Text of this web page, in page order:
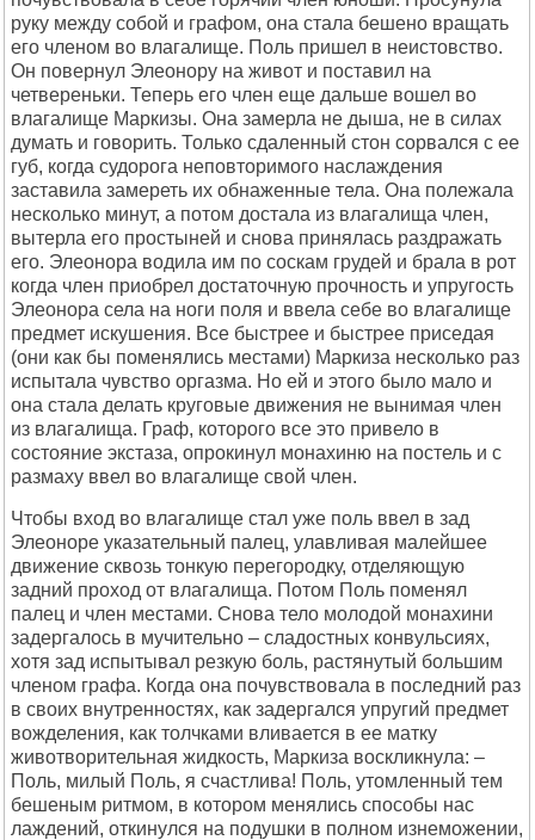
руку между собой и графом, она стала бешено вращать
его членом во влагалище. Поль пришел в неистовство.
Он повернул Элеонору на живот и поставил на
четвереньки. Теперь его член еще дальше вошел во
влагалище Маркизы. Она замерла не дыша, не в силах
думать и говорить. Только сдаленный стон сорвался с ее
губ, когда судорога неповторимого наслаждения
заставила замереть их обнаженные тела. Она полежала
несколько минут, а потом достала из влагалища член,
вытерла его простыней и снова принялась раздражать
его. Элеонора водила им по соскам грудей и брала в рот
когда член приобрел достаточную прочность и упругость
Элеонора села на ноги поля и ввела себе во влагалище
предмет искушения. Все быстрее и быстрее приседая
(они как бы поменялись местами) Маркиза несколько раз
испытала чувство оргазма. Но ей и этого было мало и
она стала делать круговые движения не вынимая член
из влагалища. Граф, которого все это привело в
состояние экстаза, опрокинул монахиню на постель и с
размаху ввел во влагалище свой член.
Чтобы вход во влагалище стал уже поль ввел в зад
Элеоноре указательный палец, улавливая малейшее
движение сквозь тонкую перегородку, отделяющую
задний проход от влагалища. Потом Поль поменял
палец и член местами. Снова тело молодой монахини
задергалось в мучительно – сладостных конвульсиях,
хотя зад испытывал резкую боль, растянутый большим
членом графа. Когда она почувствовала в последний раз
в своих внутренностях, как задергался упругий предмет
вожделения, как толчками вливается в ее матку
животворительная жидкость, Маркиза воскликнула: –
Поль, милый Поль, я счастлива! Поль, утомленный тем
бешеным ритмом, в котором менялись способы нас
лаждений, откинулся на подушки в полном изнеможении,